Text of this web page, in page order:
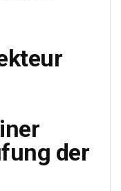
der